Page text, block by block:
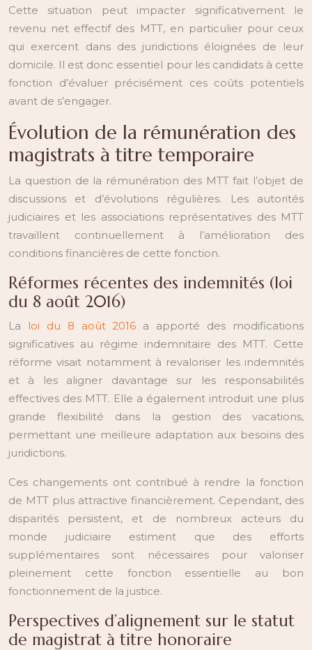
Cette situation peut impacter significativement le
revenu net effectif des MTT, en particulier pour ceux
qui exercent dans des juridictions éloignées de leur
domicile. Il est donc essentiel pour les candidats à cette
fonction d’évaluer précisément ces coûts potentiels
avant de s’engager.
Évolution de la rémunération des
magistrats à titre temporaire
La question de la rémunération des MTT fait l’objet de
discussions et d’évolutions régulières. Les autorités
judiciaires et les associations représentatives des MTT
travaillent continuellement à l’amélioration des
conditions financières de cette fonction.
Réformes récentes des indemnités (loi
du 8 août 2016)
La loi du 8 août 2016 a apporté des modifications
significatives au régime indemnitaire des MTT. Cette
réforme visait notamment à revaloriser les indemnités
et à les aligner davantage sur les responsabilités
effectives des MTT. Elle a également introduit une plus
grande flexibilité dans la gestion des vacations,
permettant une meilleure adaptation aux besoins des
juridictions.
Ces changements ont contribué à rendre la fonction
de MTT plus attractive financièrement. Cependant, des
disparités persistent, et de nombreux acteurs du
monde judiciaire estiment que des efforts
supplémentaires sont nécessaires pour valoriser
pleinement cette fonction essentielle au bon
fonctionnement de la justice.
Perspectives d’alignement sur le statut
de magistrat à titre honoraire